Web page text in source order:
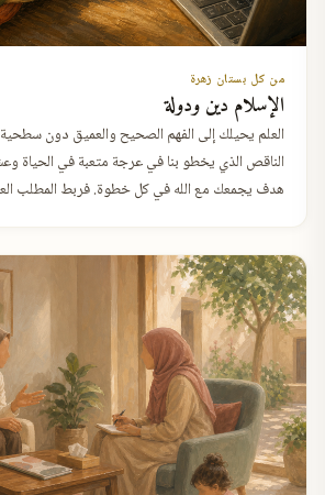
من كل بستان زهرة
الإسلام دين ودولة
العلم يحيلك إلى الفهم الصحيح والعميق دون
الناقص الذي يخطو بنا في عرجة متعبة في الحياة
هدف يجمعك مع الله في كل خطوة. فربط المطلب